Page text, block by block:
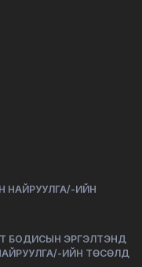
НАЙРУУЛГА/-ИЙН
БОДИСЫН ЭРГЭЛТЭНД
ИЙН ТӨСӨЛД